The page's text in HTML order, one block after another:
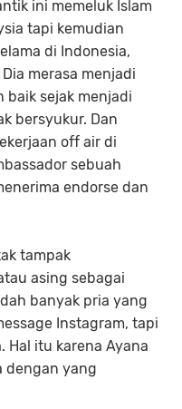
ini memeluk Islam
tapi kemudian
di Indonesia,
merasa menjadi
baik sejak menjadi
bersyukur. Dan
off air di
sebuah
endorse dan
tampak
asing sebagai
banyak pria yang
Instagram, tapi
Hal itu karena Ayana
dengan yang